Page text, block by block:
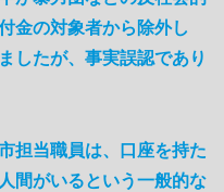
金の対象者から除外し
したが、事実誤認であり
担当職員は、口座を持た
間がいるという一般的な